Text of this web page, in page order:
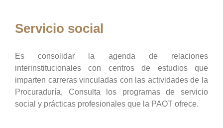
Servicio social
Es consolidar la agenda de relaciones
interinstitucionales con centros de estudios que
imparten carreras vinculadas con las actividades de la
Procuraduría, Consulta los programas de servicio
social y prácticas profesionales que la PAOT ofrece.